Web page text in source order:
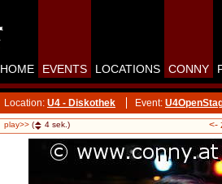
HOME EVENTS LOCATIONS CONNY
Location: U4 - Diskothek Event:
play>> ( 4 sek.) <-